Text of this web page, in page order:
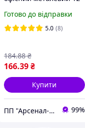
чорний
Готово до відправки
5.0 (8)
166.39 ₴
184.88 ₴
Купити
ПП "Арсенал-У" 99%